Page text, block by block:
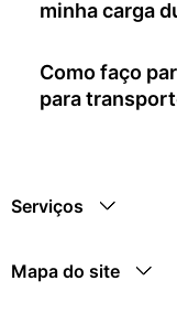
minha carga
Como faço
para
Serviços
Mapa do site